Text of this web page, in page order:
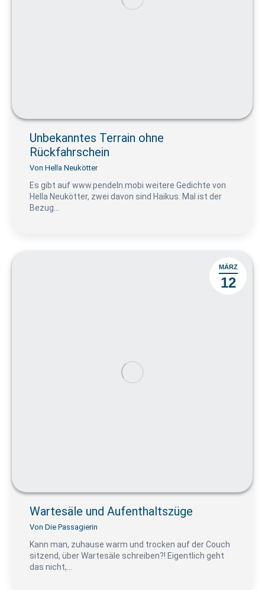
Unbekanntes Terrain ohne
Rückfahrschein
Von Hella Neukötter
Es gibt auf www.pendeln.mobi weitere Gedichte von
Hella Neukötter, zwei davon sind Haikus. Mal ist der
Bezug…
MÄRZ
12
Wartesäle und Aufenthaltszüge
Von Die Passagierin
Kann man, zuhause warm und trocken auf der Couch
sitzend, über Wartesäle schreiben?! Eigentlich geht
das nicht,…